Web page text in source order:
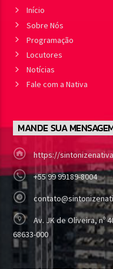
Início
Sobre Nós
Programação
Locutores
Notícias
Fale com a Nativa
MANDE SUA
https://
+55 99 99189-8004
Av. JK de Oliveira, nº
68633-000